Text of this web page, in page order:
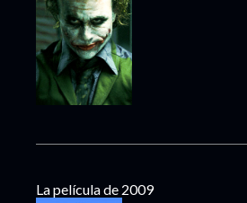
La película de 2009